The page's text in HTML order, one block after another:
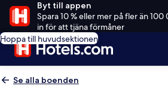
Byt till appen
Spara 10 % eller mer på fler än
in för att tjäna förmåner
Hoppa till huvudsektionen
Se alla boenden